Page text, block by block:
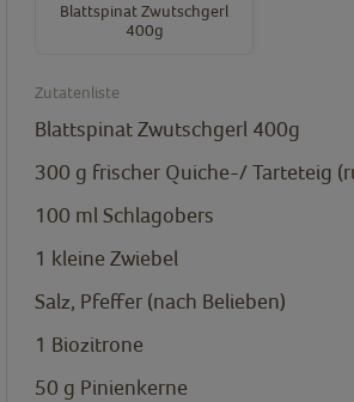
Blattspinat Zwutschgerl
400g
Zutatenliste
Blattspinat Zwutschgerl 400g
300 g frischer Quiche-/ Tarteteig
100 ml Schlagobers
1 kleine Zwiebel
Salz, Pfeffer (nach Belieben)
1 Biozitrone
50 g Pinienkerne